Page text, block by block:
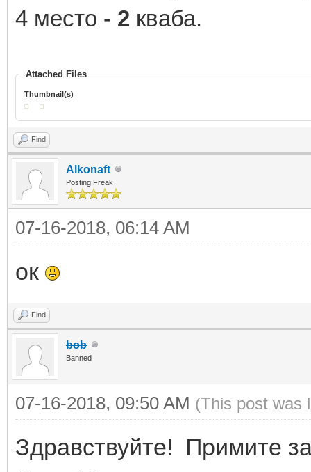
4 место - 2 кваба.
Attached Files
Thumbnail(s)
Find
Alkonaft
Posting Freak
07-16-2018, 06:14 AM
ок
Find
bob
Banned
07-16-2018, 09:50 AM (This post was
Здравствуйте! Примите